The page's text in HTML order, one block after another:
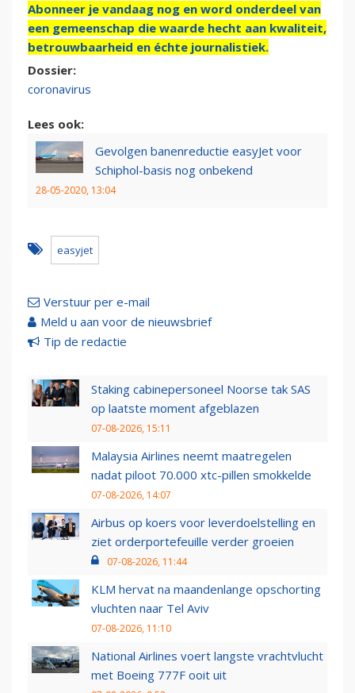
Abonneer je vandaag nog en word onderdeel van
een gemeenschap die waarde hecht aan kwaliteit,
betrouwbaarheid en échte journalistiek.
Dossier:
coronavirus
Lees ook:
Gevolgen banenreductie easyJet voor
Schiphol-basis nog onbekend
28-05-2020, 13:04
easyjet
Verstuur per e-mail
Meld u aan voor de nieuwsbrief
Tip de redactie
Staking cabinepersoneel Noorse tak SAS
op laatste moment afgeblazen
07-08-2026, 15:11
Malaysia Airlines neemt maatregelen
nadat piloot 70.000 xtc-pillen smokkelde
07-08-2026, 14:07
Airbus op koers voor leverdoelstelling en
ziet orderportefeuille verder groeien
07-08-2026, 11:44
KLM hervat na maandenlange opschorting
vluchten naar Tel Aviv
07-08-2026, 11:10
National Airlines voert langste vrachtvlucht
met Boeing 777F ooit uit